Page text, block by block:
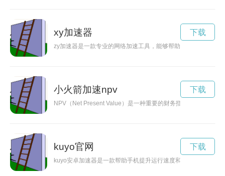
xy加速器
zy加速器是一款专业的网络加速工具，能够帮助用户快速、稳
下载
小火箭加速npv
NPV（Net Present Value）是一种重要的财务指标，用于评估
下载
kuyo官网
kuyo安卓加速器是一款帮助手机提升运行速度和性能的应用，
下载